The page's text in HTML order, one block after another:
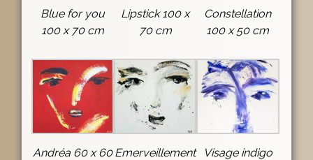
Blue for you
100 x 70 cm
Lipstick 100 x
70 cm
Constellation
100 x 50 cm
Andréa 60 x 60 Emerveillement
Visage indigo